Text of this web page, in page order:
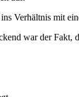
Verhältnis mit
war der Fakt,